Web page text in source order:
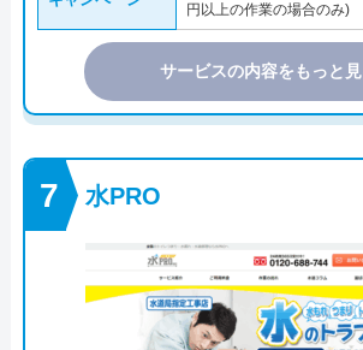
円以上の作業の場合のみ)
サービスの内容をもっと
水PRO